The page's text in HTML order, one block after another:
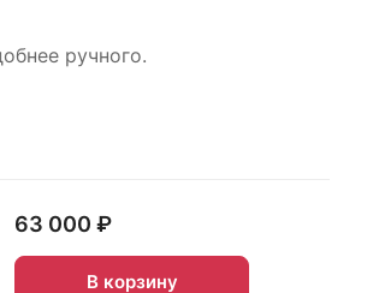
ручного.
63 000 ₽
В корзину